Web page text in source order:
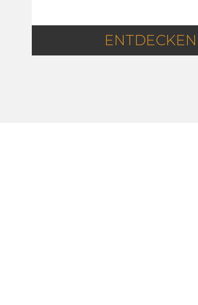
ENTDECKEN